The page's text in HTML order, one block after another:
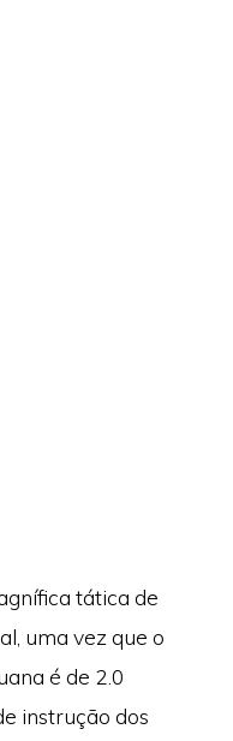
tática de
uma vez que o
é de 2.0
instrução dos